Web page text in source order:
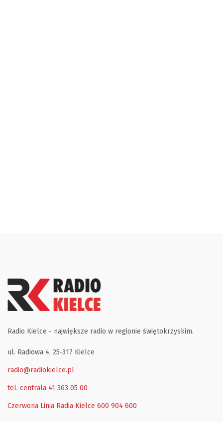
Radio Kielce - największe radio w regionie świętokrzyskim.
ul. Radiowa 4, 25-317 Kielce
radio@radiokielce.pl
tel. centrala 41 363 05 00
Czerwona Linia Radia Kielce 600 904 600